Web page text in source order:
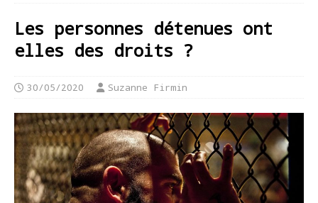
Les personnes détenues ont
elles des droits ?
30/05/2020 Suzanne Firmin